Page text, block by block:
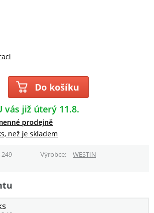
Do košíku
vás již úterý 11.8.
prodejně
než je skladem
249 Výrobce
WESTIN